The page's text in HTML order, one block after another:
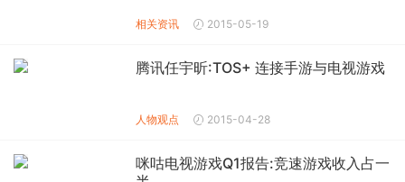
相关资讯 2015-05-19
腾讯任宇昕:TOS+ 连接手游与电视游戏
人物观点 2015-04-28
咪咕电视游戏Q1报告:竞速游戏收入占一